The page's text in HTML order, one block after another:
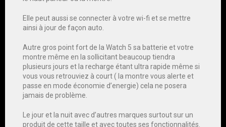
Elle peut aussi se connecter à votre wi-fi et se mettre
ainsi à jour de façon auto.
Autre gros point fort de la Watch 5 sa batterie et votre
montre même en la sollicitant beaucoup tiendra
plusieurs jours et la recharge étant ultra rapide même si
vous vous retrouviez à court ( la montre vous alerte et
passe en mode économie d’energie) cela ne posera
jamais de problème.
Le jour et la nuit avec d’autres marques surtout sur un
produit de cette taille et avec toutes ses fonctionnalités.